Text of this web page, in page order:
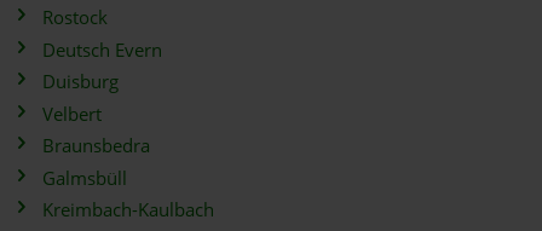
Rostock
Deutsch Evern
Duisburg
Velbert
Braunsbedra
Galmsbüll
Kreimbach-Kaulbach